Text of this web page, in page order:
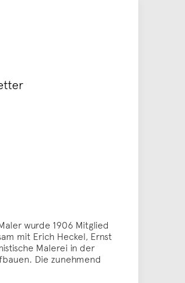
wurde 1906 Mitglied
mit Erich Heckel, Ernst
Malerei in der
Die zunehmend